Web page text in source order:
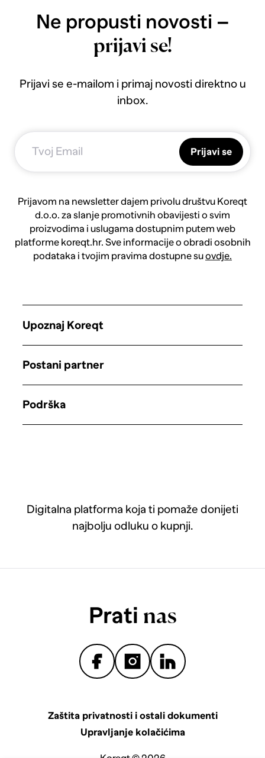
Ne propusti novosti –
prijavi se!
Prijavi se e-mailom i primaj novosti direktno u
inbox.
Prijavi se
Prijavom na newsletter dajem privolu društvu Koreqt
d.o.o. za slanje promotivnih obavijesti o svim
proizvodima i uslugama dostupnim putem web
platforme koreqt.hr. Sve informacije o obradi osobnih
podataka i tvojim pravima dostupne suovdje.
Digitalna platforma koja ti pomaže donijeti
najbolju odluku o kupnji.
Upoznaj Koreqt
Postani partner
Podrška
Prati nas
Zaštita privatnosti i ostali dokumenti
Upravljanje kolačićima